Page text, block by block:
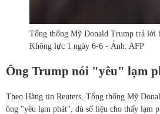
Tổng thống Mỹ Donald Trump trả lời
Không lực 1 ngày 6-6 - Ảnh: AFP
Ông Trump nói "yêu" lạm
Theo Hãng tin Reuters, Tổng thống Mỹ
ông "yêu lạm phát", dù số liệu cho thấy lạm